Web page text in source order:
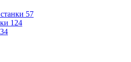
57
124
34